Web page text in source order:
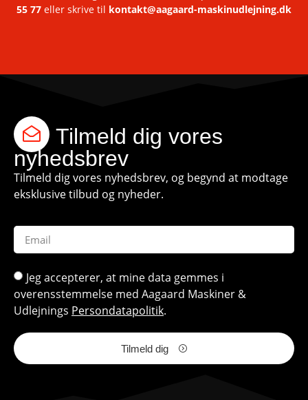
55 77 eller skrive til kontakt@aagaard-maskinudlejning.dk
Tilmeld dig vores
nyhedsbrev
Tilmeld dig vores nyhedsbrev, og begynd at modtage
eksklusive tilbud og nyheder.
Jeg accepterer, at mine data gemmes i
overensstemmelse med Aagaard Maskiner &
Udlejnings Persondatapolitik.
Tilmeld dig